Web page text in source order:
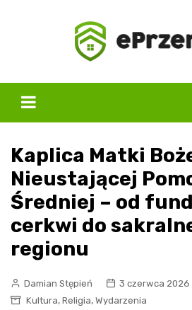
Kaplica Matki
Nieustającej
Średniej – od
cerkwi do
regionu
Damian Stępień
3 czerwca 2026
Kultura, Religia, Wydarzenia